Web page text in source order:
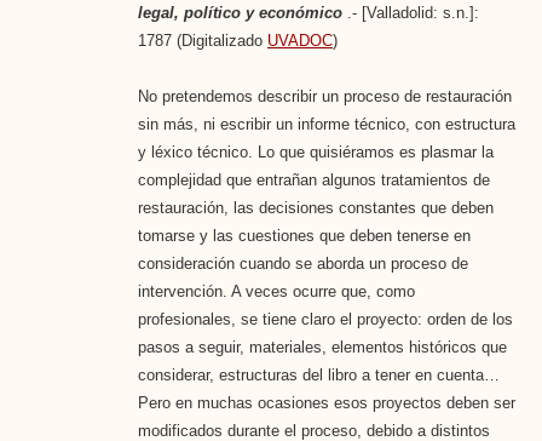
legal, político y económico.- [Valladolid: s.n.]:
1787 (Digitalizado UVADOC)
No pretendemos describir un proceso de restauración
sin más, ni escribir un informe técnico, con estructura
y léxico técnico. Lo que quisiéramos es plasmar la
complejidad que entrañan algunos tratamientos de
restauración, las decisiones constantes que deben
tomarse y las cuestiones que deben tenerse en
consideración cuando se aborda un proceso de
intervención. A veces ocurre que, como
profesionales, se tiene claro el proyecto: orden de los
pasos a seguir, materiales, elementos históricos que
considerar, estructuras del libro a tener en cuenta…
Pero en muchas ocasiones esos proyectos deben ser
modificados durante el proceso, debido a distintos